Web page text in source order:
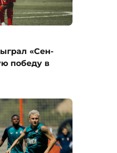
«Сен-
победу в